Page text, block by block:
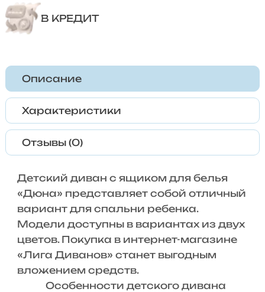
В КРЕДИТ
Описание
Характеристики
Отзывы (0)
Детский диван с ящиком для белья
«Дюна» представляет собой отличный
вариант для спальни ребенка.
Модели доступны в вариантах из двух
цветов. Покупка в интернет-магазине
«Лига Диванов» станет выгодным
вложением средств.
Особенности детского дивана